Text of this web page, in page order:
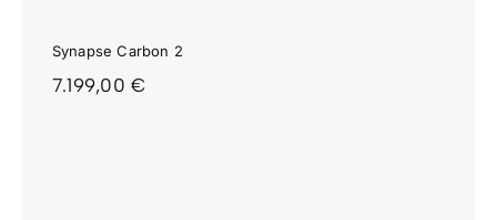
Synapse Carbon 2
7.199,00€